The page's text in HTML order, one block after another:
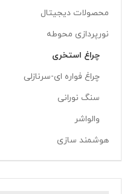
محصولات دیجیتال
نورپردازی محوطه
چراغ استخری
چراغ فواره ای-سرنازلی
سنگ نورانی
والواشر
هوشمند سازی